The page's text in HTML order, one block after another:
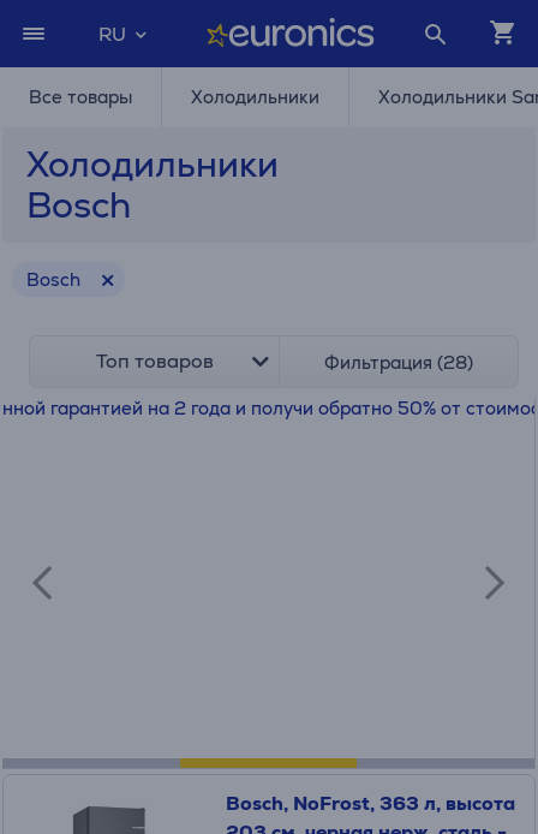
RU
Все товары Холодильники Холодильники
Холодильники
Bosch
Bosch
Топ товаров Фильтрация (28)
Bosch, NoFrost, 363 л, высота